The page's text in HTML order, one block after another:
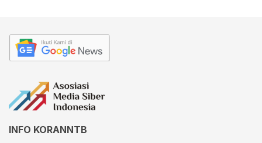
INFO KORANNTB